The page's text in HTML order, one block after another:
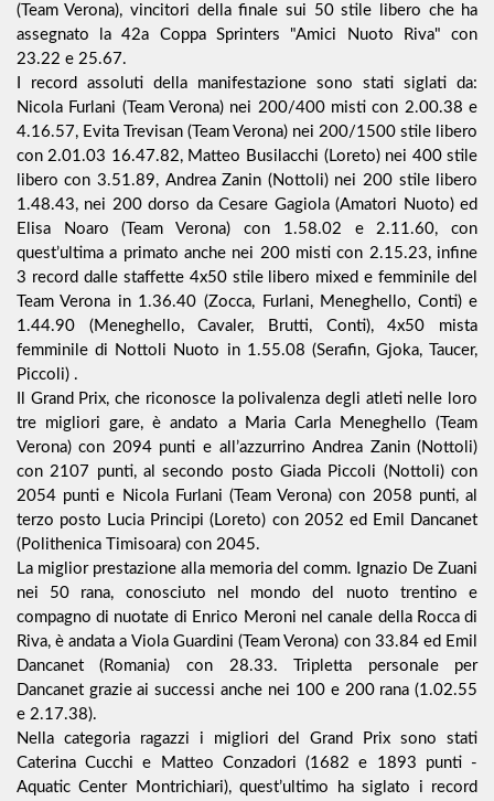
(Team Verona), vincitori della finale sui 50 stile libero che ha
assegnato la 42a Coppa Sprinters "Amici Nuoto Riva" con
23.22 e 25.67.
I record assoluti della manifestazione sono stati siglati da:
Nicola Furlani (Team Verona) nei 200/400 misti con 2.00.38 e
4.16.57, Evita Trevisan (Team Verona) nei 200/1500 stile libero
con 2.01.03 16.47.82, Matteo Busilacchi (Loreto) nei 400 stile
libero con 3.51.89, Andrea Zanin (Nottoli) nei 200 stile libero
1.48.43, nei 200 dorso da Cesare Gagiola (Amatori Nuoto) ed
Elisa Noaro (Team Verona) con 1.58.02 e 2.11.60, con
quest’ultima a primato anche nei 200 misti con 2.15.23, infine
3 record dalle staffette 4x50 stile libero mixed e femminile del
Team Verona in 1.36.40 (Zocca, Furlani, Meneghello, Conti) e
1.44.90 (Meneghello, Cavaler, Brutti, Conti), 4x50 mista
femminile di Nottoli Nuoto in 1.55.08 (Serafin, Gjoka, Taucer,
Piccoli) .
Il Grand Prix, che riconosce la polivalenza degli atleti nelle loro
tre migliori gare, è andato a Maria Carla Meneghello (Team
Verona) con 2094 punti e all’azzurrino Andrea Zanin (Nottoli)
con 2107 punti, al secondo posto Giada Piccoli (Nottoli) con
2054 punti e Nicola Furlani (Team Verona) con 2058 punti, al
terzo posto Lucia Principi (Loreto) con 2052 ed Emil Dancanet
(Polithenica Timisoara) con 2045.
La miglior prestazione alla memoria del comm. Ignazio De Zuani
nei 50 rana, conosciuto nel mondo del nuoto trentino e
compagno di nuotate di Enrico Meroni nel canale della Rocca di
Riva, è andata a Viola Guardini (Team Verona) con 33.84 ed Emil
Dancanet (Romania) con 28.33. Tripletta personale per
Dancanet grazie ai successi anche nei 100 e 200 rana (1.02.55
e 2.17.38).
Nella categoria ragazzi i migliori del Grand Prix sono stati
Caterina Cucchi e Matteo Conzadori (1682 e 1893 punti -
Aquatic Center Montrichiari), quest’ultimo ha siglato i record